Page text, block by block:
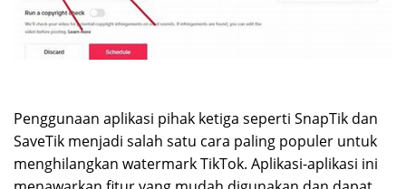
Penggunaan aplikasi pihak ketiga seperti SnapTik dan
SaveTik menjadi salah satu cara paling populer untuk
menghilangkan watermark TikTok. Aplikasi-aplikasi ini